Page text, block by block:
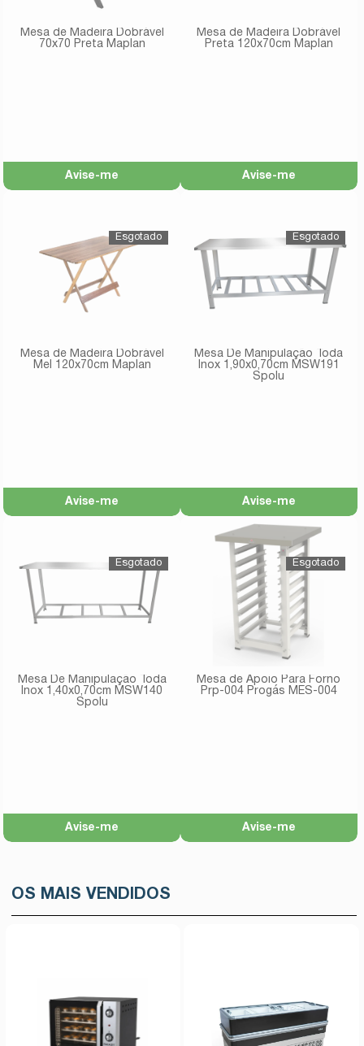
Mesa de Madeira Dobrável
70x70 Preta Maplan
Avise-me
Mesa de Madeira Dobrável
Preta 120x70cm Maplan
Avise-me
Mesa de Madeira Dobrável
Mel 120x70cm Maplan
Avise-me
Mesa De Manipulação Toda
Inox 1,90x0,70cm MSW191
Spolu
Avise-me
Mesa De Manipulação Toda
Inox 1,40x0,70cm MSW140
Spolu
Avise-me
Mesa de Apoio Para Forno
Prp-004 Progás MES-004
Avise-me
OS MAIS VENDIDOS